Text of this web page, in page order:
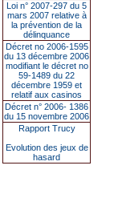
Loi n° 2007-297 du 5
mars 2007 relative à
la prévention de la
délinquance
Décret no 2006-1595
du 13 décembre 2006
modifiant le décret no
59-1489 du 22
décembre 1959 et
relatif aux casinos
Décret n° 2006- 1386
du 15 novembre 2006
Rapport Trucy
Evolution des jeux de
hasard